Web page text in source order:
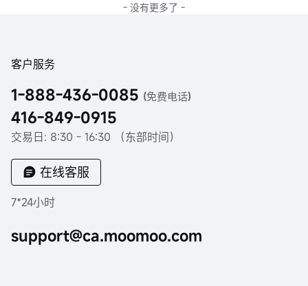
- 没有更多了 -
客户服务
1-888-436-0085 (免费电话)
416-849-0915
交易日: 8:30 - 16:30 （东部时间）
在线客服
7*24小时
support@ca.moomoo.com